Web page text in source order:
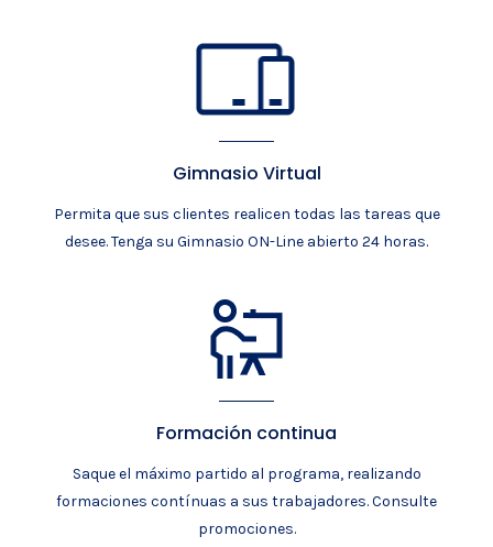
Gimnasio Virtual
Permita que sus clientes realicen todas las tareas que
desee. Tenga su Gimnasio ON-Line abierto 24 horas.
Formación continua
Saque el máximo partido al programa, realizando
formaciones contínuas a sus trabajadores. Consulte
promociones.